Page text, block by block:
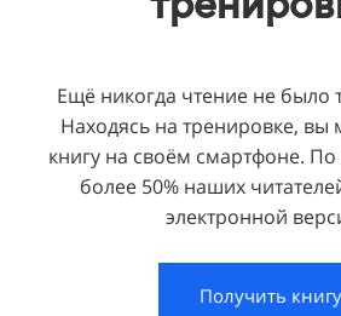
Ещё никогда чтение не было
Находясь на тренировке, вы
книгу на своём смартфоне.
более 50% наших
электронной
Получить книгу